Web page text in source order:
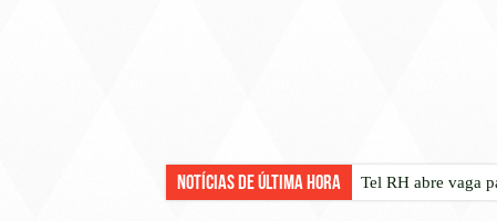
Notícias de Última Hora Tel RH abre vaga